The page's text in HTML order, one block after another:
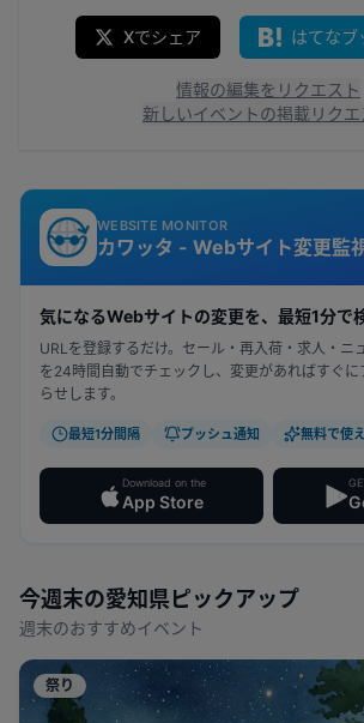
Xでシェア はてなブ
情報の編集をリクエスト
新しいイベントの掲載リクエ
WEBSITE MONITOR
カワッタ - Webサイト変更監
気になるWebサイトの変更を、最短1分で
URLを登録するだけ。セール・再入荷・求人・ニ
を24時間自動でチェックし、変更があればすぐに
らせします。
最短1分間隔 プッシュ通知 無料で使
Download on the
App Store
今週末の愛知県 ピックアップ
週末のおすすめイベント
祭り